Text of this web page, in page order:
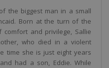
the biggest man in a small
Born at the turn of the
and privilege, Sallie
who died in a violent
time she is just eight years
had a son, Eddie. While